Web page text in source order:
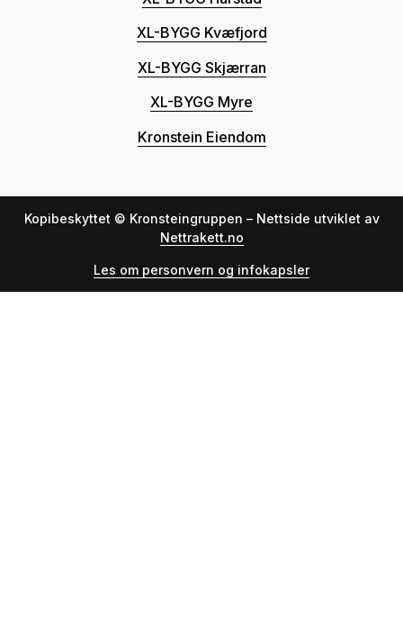
XL-BYGG Kvæfjord
XL-BYGG Skjærran
XL-BYGG Myre
Kronstein Eiendom
Kopibeskyttet © Kronsteingruppen – Nettside utviklet av
Nettrakett.no
Les om personvern og infokapsler